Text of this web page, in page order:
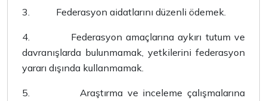
3. Federasyon aidatlarını düzenli ödemek.
4.
Federasyon amaçlarına aykırı tutum ve
davranışlarda bulunmamak, yetkilerini federasyon
yararı dışında kullanmamak.
5.
Araştırma ve inceleme çalışmalarına